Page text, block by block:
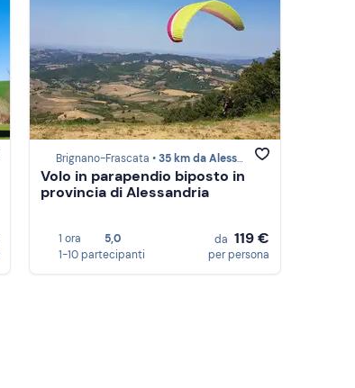
Brignano-Frascata •35 km da Alessandria
Volo in parapendio biposto in
provincia di Alessandria
1 ora
5,0
1-10 partecipanti
da 119 €
per persona